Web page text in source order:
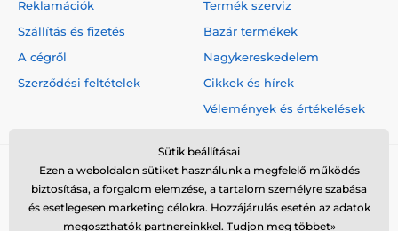
Reklamációk
Szállítás és fizetés
A cégről
Szerződési feltételek
Termék szerviz
Bazár termékek
Nagykereskedelem
Cikkek és hírek
Vélemények és értékelések
Sütik beállításai
Ezen a weboldalon sütiket használunk a megfelelő működés
biztosítása, a forgalom elemzése, a tartalom személyre szabása
és esetlegesen marketing célokra. Hozzájárulás esetén az adatok
megoszthatók partnereinkkel. Tudjon meg többet»